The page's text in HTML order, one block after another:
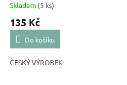
Skladem (5 ks)
135 Kč
Do košíku
ČESKÝ VÝROBEK